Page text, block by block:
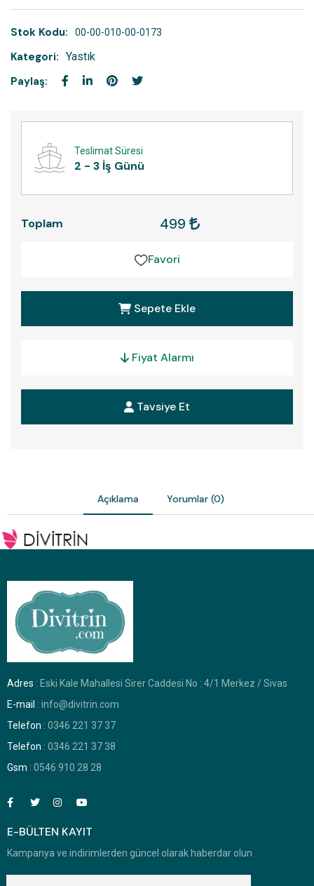
Stok Kodu: 00-00-010-00-0173
Kategori: Yastık
Paylaş:
Teslimat Süresi
2 - 3 İş Günü
Toplam 499
Favori
Sepete Ekle
Fiyat Alarmı
Tavsiye Et
Açıklama Yorumlar (0)
Adres : Eski Kale Mahallesi Sirer Caddesi No : 4/1 Merkez / Sivas
E-mail : info@divitrin.com
Telefon : 0346 221 37 37
Telefon : 0346 221 37 38
Gsm : 0546 910 28 28
E-BÜLTEN KAYIT
Kampanya ve indirimlerden güncel olarak haberdar olun